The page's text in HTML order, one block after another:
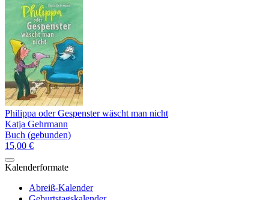
Philippa oder Gespenster wäscht man nicht
Katja Gehrmann
Buch (gebunden)
15,00 €
Kalenderformate
Abreiß-Kalender